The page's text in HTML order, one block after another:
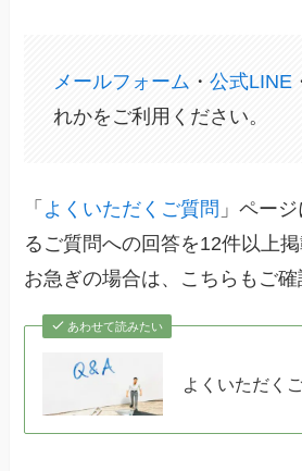
メールフォーム ・公式LINE
れかをご利用ください。
「 よくいただくご質問 」ペー
るご質問への回答を12件以上掲
お急ぎの場合は、こちらもご確
あわせて読みたい
よくいただく